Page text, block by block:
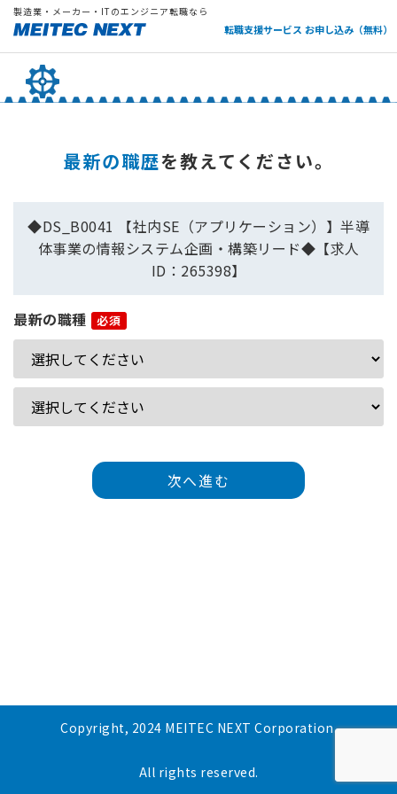
製造業・メーカー・ITのエンジニア転職なら
転職支援サービス お申し込み（無料）
最新の職歴を教えてください。
◆DS_B0041 【社内SE（アプリケーション）】半導
体事業の情報システム企画・構築リード◆【求人
ID：265398】
最新の職種
次へ進む
Copyright, 2024 MEITEC NEXT Corporation.
All rights reserved.